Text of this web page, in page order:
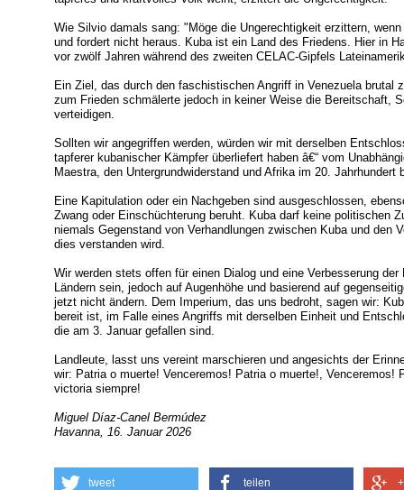
Wie Silvio damals sang: "Möge die Ungerechtigkeit erzittern,
und fordert nicht heraus. Kuba ist ein Land des Friedens. Hier in
vor zwölf Jahren während des zweiten CELAC-Gipfels
Ein Ziel, das durch den faschistischen Angriff in Venezuela brutal
zum Frieden schmälerte jedoch in keiner Weise die Bereitschaft,
verteidigen.
Sollten wir angegriffen werden, würden wir mit derselben
tapferer kubanischer Kämpfer überliefert haben â€“ vom
Maestra, den Untergrundwiderstand und Afrika im 20.
Eine Kapitulation oder ein Nachgeben sind ausgeschlossen,
Zwang oder Einschüchterung beruht. Kuba darf keine politischen
niemals Gegenstand von Verhandlungen zwischen Kuba und den
dies verstanden wird.
Wir werden stets offen für einen Dialog und eine Verbesserung
Ländern sein, jedoch auf Augenhöhe und basierend auf
jetzt nicht ändern. Dem Imperium, das uns bedroht, sagen wir:
bereit ist, im Falle eines Angriffs mit derselben Einheit und
die am 3. Januar gefallen sind.
Landleute, lasst uns vereint marschieren und angesichts der
wir: Patria o muerte! Venceremos! Patria o muerte!, Venceremos!
victoria siempre!
Miguel Díaz-Canel Bermúdez
Havanna, 16. Januar 2026
tweet teilen